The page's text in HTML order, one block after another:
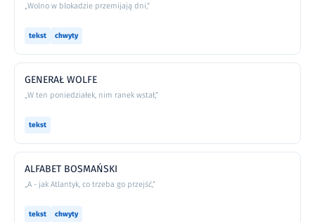
„Wolno w blokadzie przemijają dni,”
tekst chwyty
GENERAŁ WOLFE
„W ten poniedziałek, nim ranek wstał,”
tekst
ALFABET BOSMAŃSKI
„A - jak Atlantyk, co trzeba go przejść,”
tekst chwyty